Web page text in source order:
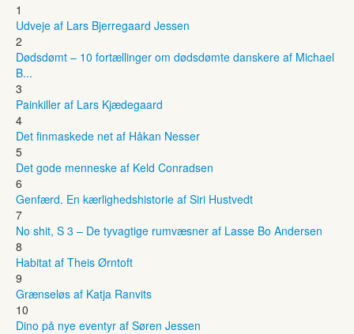
1
Udveje af Lars Bjerregaard Jessen
2
Dødsdømt – 10 fortællinger om dødsdømte danskere af Michael
B...
3
Painkiller af Lars Kjædegaard
4
Det finmaskede net af Håkan Nesser
5
Det gode menneske af Keld Conradsen
6
Genfærd. En kærlighedshistorie af Siri Hustvedt
7
No shit, S 3 – De tyvagtige rumvæsner af Lasse Bo Andersen
8
Habitat af Theis Ørntoft
9
Grænseløs af Katja Ranvits
10
Dino på nye eventyr af Søren Jessen